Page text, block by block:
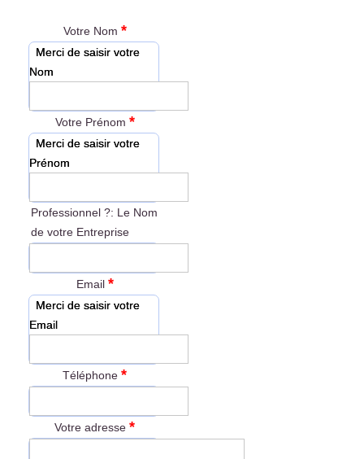
Votre Nom *
Merci de saisir votre
Nom
Votre Prénom *
Merci de saisir votre
Prénom
Professionnel ?: Le Nom
de votre Entreprise
Email *
Merci de saisir votre
Email
Téléphone*
Votre adresse*